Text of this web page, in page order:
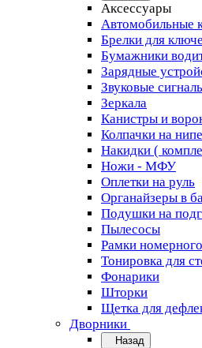
Аксессуары
Автомобильные
Брелки для
Бумажники
Зарядные
Звуковые
Зеркала
Канистры и
Колпачки на
Накидки (
Ножи - МФУ
Оплетки на руль
Органайзеры в
Подушки на
Пылесосы
Рамки
Тонировка для
Фонарики
Шторки
Щетка для
Дворники
Назад